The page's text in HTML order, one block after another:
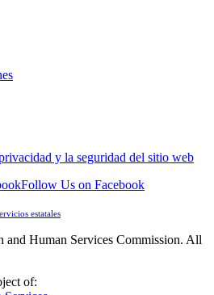
y la seguridad del sitio web
Follow Us on Facebook
estatales
and Human Services Commission. All
of: